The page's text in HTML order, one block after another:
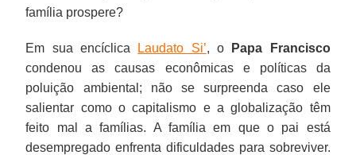
família prospere?
Em sua encíclica Laudato Si’, o
Papa Francisco
condenou as causas econômicas e políticas da
poluição ambiental; não se surpreenda caso ele
salientar como o capitalismo e a globalização têm
feito mal a famílias. A família em que o pai está
desempregado enfrenta dificuldades para sobreviver.